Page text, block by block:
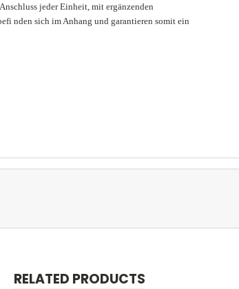
jeder Einheit, mit ergänzenden
nden sich im Anhang und garantieren somit ein
RELATED PRODUCTS